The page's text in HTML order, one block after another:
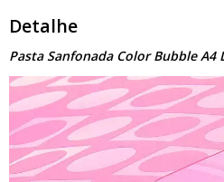
Detalhe
Pasta Sanfonada Color Bubble A4